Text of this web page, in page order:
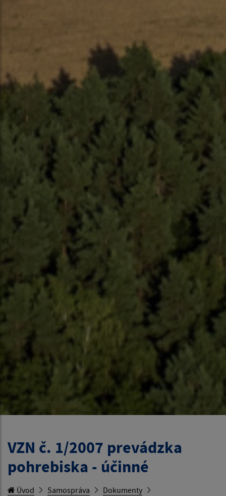
VZN č. 1/2007 prevádzka
pohrebiska - účinné
Úvod Samospráva
Dokumenty